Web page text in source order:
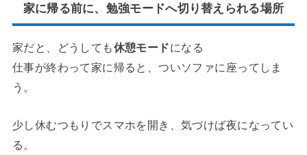
家に帰る前に、勉強モードへ切り替えられる場所
家だと、どうしても休憩モードになる
仕事が終わって家に帰ると、ついソファに座ってしま
う。
少し休むつもりでスマホを開き、気づけば夜になってい
る。